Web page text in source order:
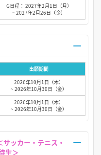
G日程： 2027年2月1日（月）
~ 2027年2月26日（金）
出願期間
2026年10月1日（木）
~ 2026年10月30日（金）
2026年10月1日（木）
~ 2026年10月30日（金）
ッカー・テニス・